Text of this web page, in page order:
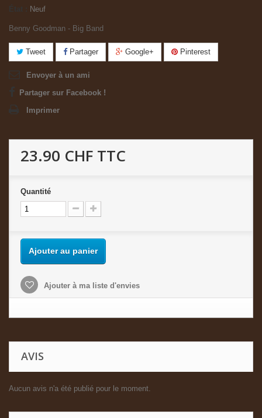
Neuf
Benny Goodman - Big Band
Tweet Partager Google+ Pinterest
Envoyer à un ami
Partager sur Facebook !
Imprimer
23.90 CHF TTC
Quantité
Ajouter au panier
Ajouter à ma liste d'envies
AVIS
Aucun avis n'a été publié pour le moment.